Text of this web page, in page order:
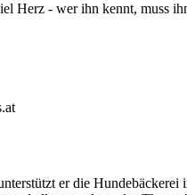
Herz - wer ihn kennt, muss
er die